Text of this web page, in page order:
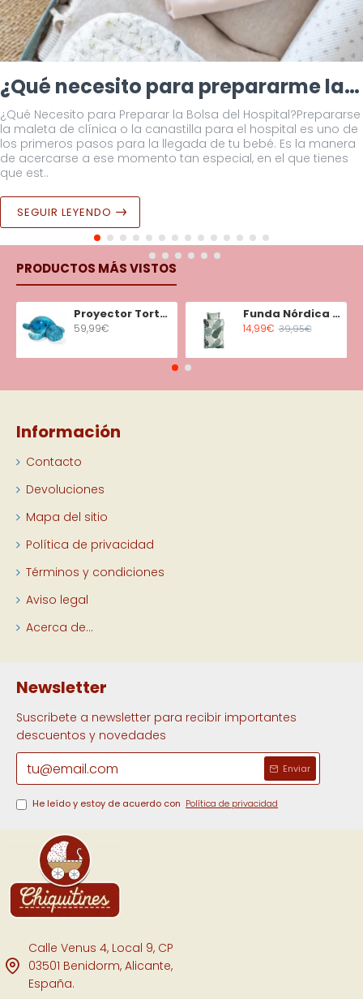
¿Qué necesito para prepararme la bolsa del hospital?
¿Qué Necesito para Preparar la Bolsa del Hospital?Prepararse
la maleta de clínica o la canastilla para el hospital es uno de
los primeros pasos para la llegada de tu bebé. Es la manera
de acercarse a ese momento tan especial, en el que tienes
que est..
SEGUIR LEYENDO
PRODUCTOS MÁS VISTOS
Proyector Tortuga Tranquila Aqua
59,99€
Funda Nórdica Minicuna Tiny Tropics
14,99€ 39,95€
Información
Contacto
Devoluciones
Mapa del sitio
Política de privacidad
Términos y condiciones
Aviso legal
Acerca de...
Newsletter
Suscribete a newsletter para recibir importantes
descuentos y novedades
Enviar
He leído y estoy de acuerdo con Política de privacidad
Calle Venus 4, Local 9, CP
03501 Benidorm, Alicante,
España.